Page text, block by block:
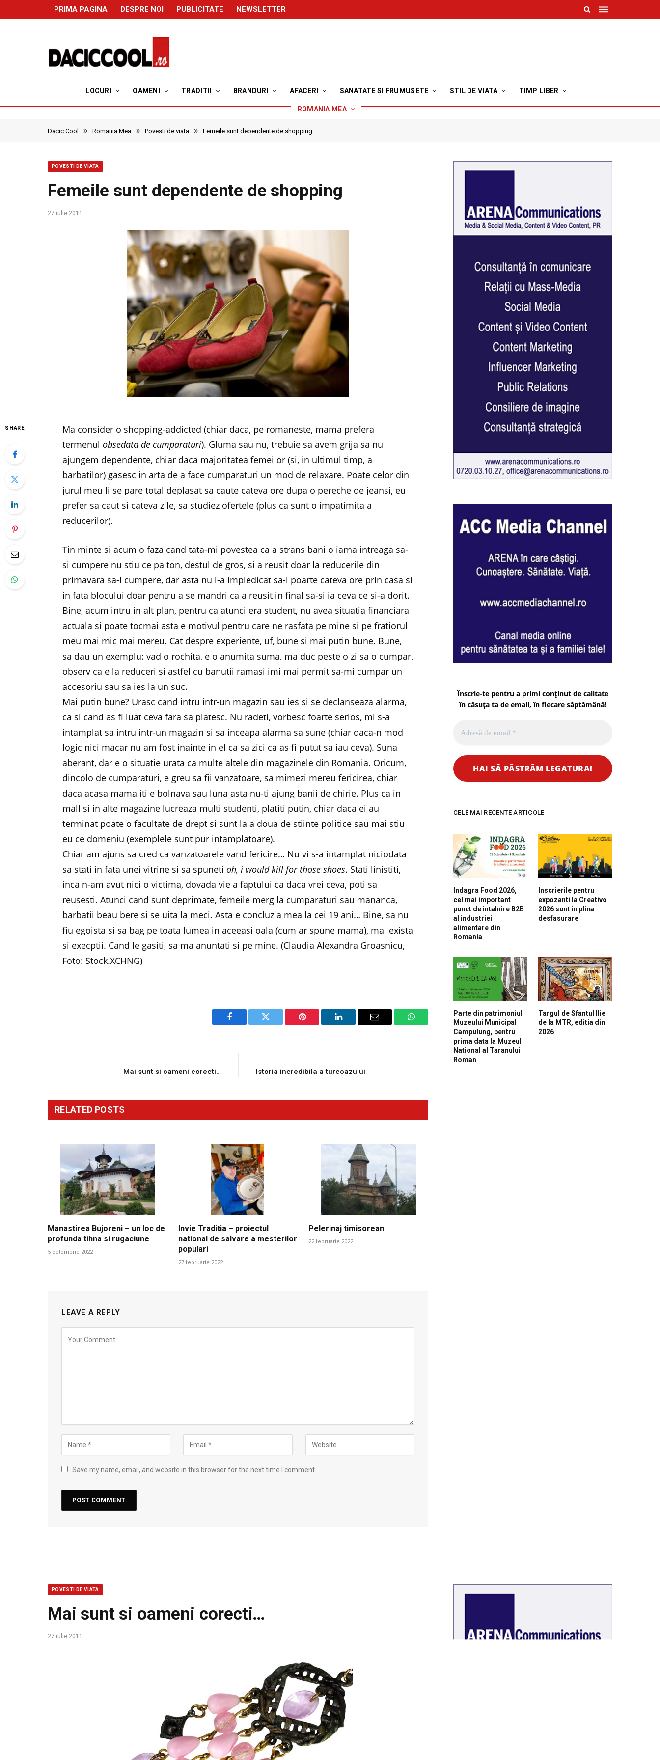
PRIMA PAGINA DESPRE NOI PUBLICITATE NEWSLETTER
LOCURI OAMENI TRADITII BRANDURI AFACERI SANATATE SI FRUMUSETE STIL DE VIATA TIMP LIBER
ROMANIA MEA
Dacic Cool » Romania Mea » Povesti de viata » Femeile sunt dependente de shopping
POVESTI DE VIATA
Femeile sunt dependente de shopping
27 iulie 2011
SHARE
Ma consider o shopping-addicted (chiar daca, pe romaneste, mama prefera
termenulobsedata de cumparaturi). Gluma sau nu, trebuie sa avem grija sa nu
ajungem dependente, chiar daca majoritatea femeilor (si, in ultimul timp, a
barbatilor) gasesc in arta de a face cumparaturi un mod de relaxare. Poate celor din
jurul meu li se pare total deplasat sa caute cateva ore dupa o pereche de jeansi, eu
prefer sa caut si cateva zile, sa studiez ofertele (plus ca sunt o impatimita a
reducerilor).
Tin minte si acum o faza cand tata-mi povestea ca a strans bani o iarna intreaga sa-
si cumpere nu stiu ce palton, destul de gros, si a reusit doar la reducerile din
primavara sa-l cumpere, dar asta nu l-a impiedicat sa-l poarte cateva ore prin casa si
in fata blocului doar pentru a se mandri ca a reusit in final sa-si ia ceva ce si-a dorit.
Bine, acum intru in alt plan, pentru ca atunci era student, nu avea situatia financiara
actuala si poate tocmai asta e motivul pentru care ne rasfata pe mine si pe fratiorul
meu mai mic mai mereu. Cat despre experiente, uf, bune si mai putin bune. Bune,
sa dau un exemplu: vad o rochita, e o anumita suma, ma duc peste o zi sa o cumpar,
observ ca e la reduceri si astfel cu banutii ramasi imi mai permit sa-mi cumpar un
accesoriu sau sa ies la un suc.
Mai putin bune? Urasc cand intru intr-un magazin sau ies si se declanseaza alarma,
ca si cand as fi luat ceva fara sa platesc. Nu radeti, vorbesc foarte serios, mi s-a
intamplat sa intru intr-un magazin si sa inceapa alarma sa sune (chiar daca-n mod
logic nici macar nu am fost inainte in el ca sa zici ca as fi putut sa iau ceva). Suna
aberant, dar e o situatie urata ca multe altele din magazinele din Romania. Oricum,
dincolo de cumparaturi, e greu sa fii vanzatoare, sa mimezi mereu fericirea, chiar
daca acasa mama iti e bolnava sau luna asta nu-ti ajung banii de chirie. Plus ca in
mall si in alte magazine lucreaza multi studenti, platiti putin, chiar daca ei au
terminat poate o facultate de drept si sunt la a doua de stiinte politice sau mai stiu
eu ce domeniu (exemplele sunt pur intamplatoare).
Chiar am ajuns sa cred ca vanzatoarele vand fericire… Nu vi s-a intamplat niciodata
sa stati in fata unei vitrine si sa spunetioh, i would kill for those shoes. Stati linistiti,
inca n-am avut nici o victima, dovada vie a faptului ca daca vrei ceva, poti sa
reusesti. Atunci cand sunt deprimate, femeile merg la cumparaturi sau mananca,
barbatii beau bere si se uita la meci. Asta e concluzia mea la cei 19 ani… Bine, sa nu
fiu egoista si sa bag pe toata lumea in aceeasi oala (cum ar spune mama), mai exista
si execptii. Cand le gasiti, sa ma anuntati si pe mine. (Claudia Alexandra Groasnicu,
Foto: Stock.XCHNG)
Facebook Twitter Pinterest LinkedIn Email WhatsApp
Mai sunt si oameni corecti… Istoria incredibila a turcoazului
RELATED POSTS
Manastirea Bujoreni – un loc de
profunda tihna si rugaciune
5 octombrie 2022
Invie Traditia – proiectul
national de salvare a mesterilor
populari
27 februarie 2022
Pelerinaj timisorean
22 februarie 2022
LEAVE A REPLY
Save my name, email, and website in this browser for the next time I comment.
Înscrie-te pentru a primi conținut de calitate
în căsuța ta de email, în fiecare săptămână!
CELE MAI RECENTE ARTICOLE
Indagra Food 2026,
cel mai important
punct de intalnire B2B
al industriei
alimentare din
Romania
Inscrierile pentru
expozanti la Creativo
2026 sunt in plina
desfasurare
Parte din patrimoniul
Muzeului Municipal
Campulung, pentru
prima data la Muzeul
National al Taranului
Roman
Targul de Sfantul Ilie
de la MTR, editia din
2026
POVESTI DE VIATA
Mai sunt si oameni corecti…
27 iulie 2011